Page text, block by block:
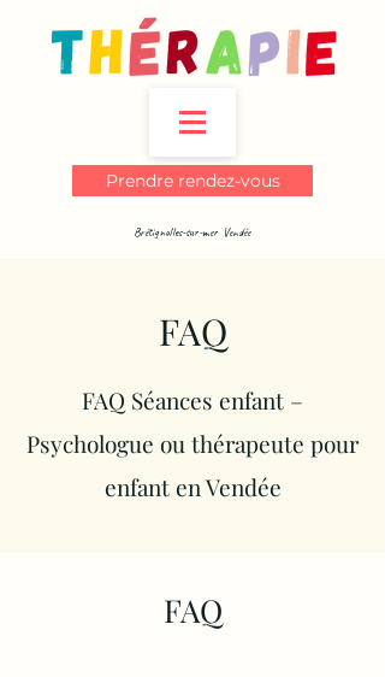
Prendre rendez-vous
Brétignolles-sur-mer Vendée
FAQ
FAQ Séances enfant –
Psychologue ou thérapeute pour
enfant en Vendée
FAQ